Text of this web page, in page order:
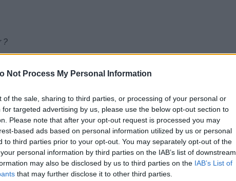
Not Process My Personal Information
of the sale, sharing to third parties, or processing of your personal or
targeted advertising by us, please use the below opt-out section to
Please note that after your opt-out request is processed you may
based ads based on personal information utilized by us or personal
to third parties prior to your opt-out. You may separately opt-out of the
personal information by third parties on the IAB’s list of downstream
may also be disclosed by us to third parties on the IAB’s List of
that may further disclose it to other third parties.
?